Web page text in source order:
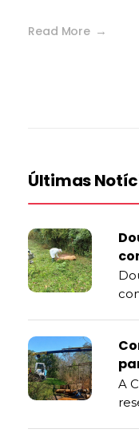
Read More
Últimas
A